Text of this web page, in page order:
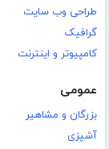
طراحی وب سایت
گرافیک
کامپیوتر و اینترنت
عمومی
بزرگان و مشاهیر
آشپزی